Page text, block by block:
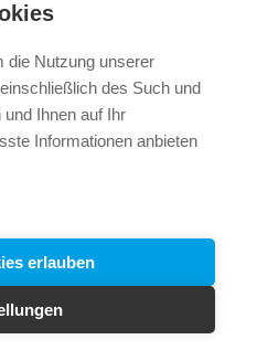
die Nutzung unserer
des Such und
Ihnen auf Ihr
Informationen anbieten
erlauben
Datenschutz